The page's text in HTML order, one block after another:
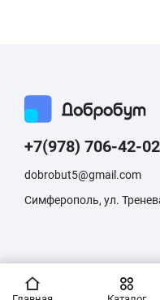
+7(978) 706-42-02
dobrobut5@gmail.com
Симферополь, ул.
Информация,
офертой